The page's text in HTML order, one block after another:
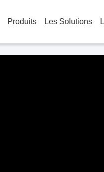
Produits Les Solutions